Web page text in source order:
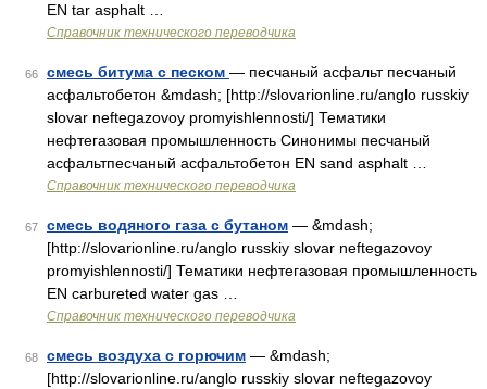
EN tar asphalt …
Справочник технического переводчика
66 смесь битума с песком — песчаный асфальт песчаный
асфальтобетон &mdash; [http://slovarionline.ru/anglo russkiy
slovar neftegazovoy promyishlennosti/] Тематики
нефтегазовая промышленность Синонимы песчаный
асфальтпесчаный асфальтобетон EN sand asphalt …
Справочник технического переводчика
67 смесь водяного газа с бутаном — &mdash;
[http://slovarionline.ru/anglo russkiy slovar neftegazovoy
promyishlennosti/] Тематики нефтегазовая промышленность
EN carbureted water gas …
Справочник технического переводчика
68 смесь воздуха с горючим — &mdash;
[http://slovarionline.ru/anglo russkiy slovar neftegazovoy